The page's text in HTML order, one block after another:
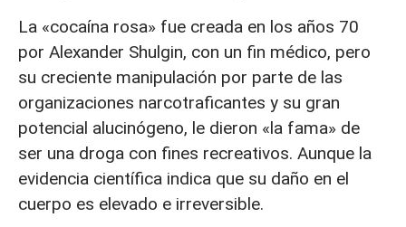
La «cocaína rosa» fue creada en los años 70
por Alexander Shulgin, con un fin médico, pero
su creciente manipulación por parte de las
organizaciones narcotraficantes y su gran
potencial alucinógeno, le dieron «la fama» de
ser una droga con fines recreativos. Aunque la
evidencia científica indica que su daño en el
cuerpo es elevado e irreversible.